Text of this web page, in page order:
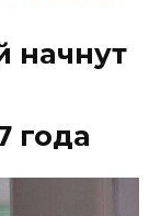
начнут
года